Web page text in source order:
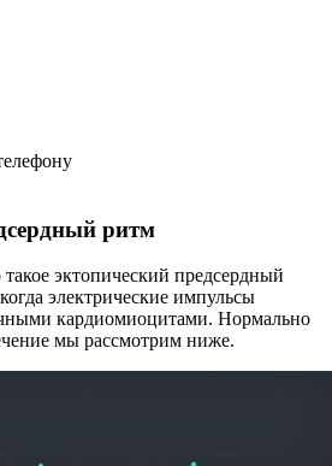
ритм
эктопический предсердный
электрические импульсы
кардиомиоцитами. Нормально
мы рассмотрим ниже.